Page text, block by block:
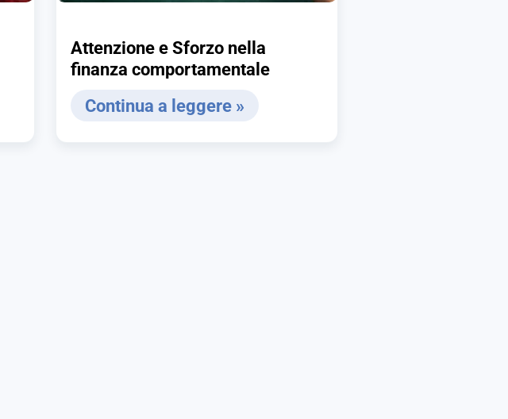
Attenzione e Sforzo nella
finanza comportamentale
Continua a leggere »